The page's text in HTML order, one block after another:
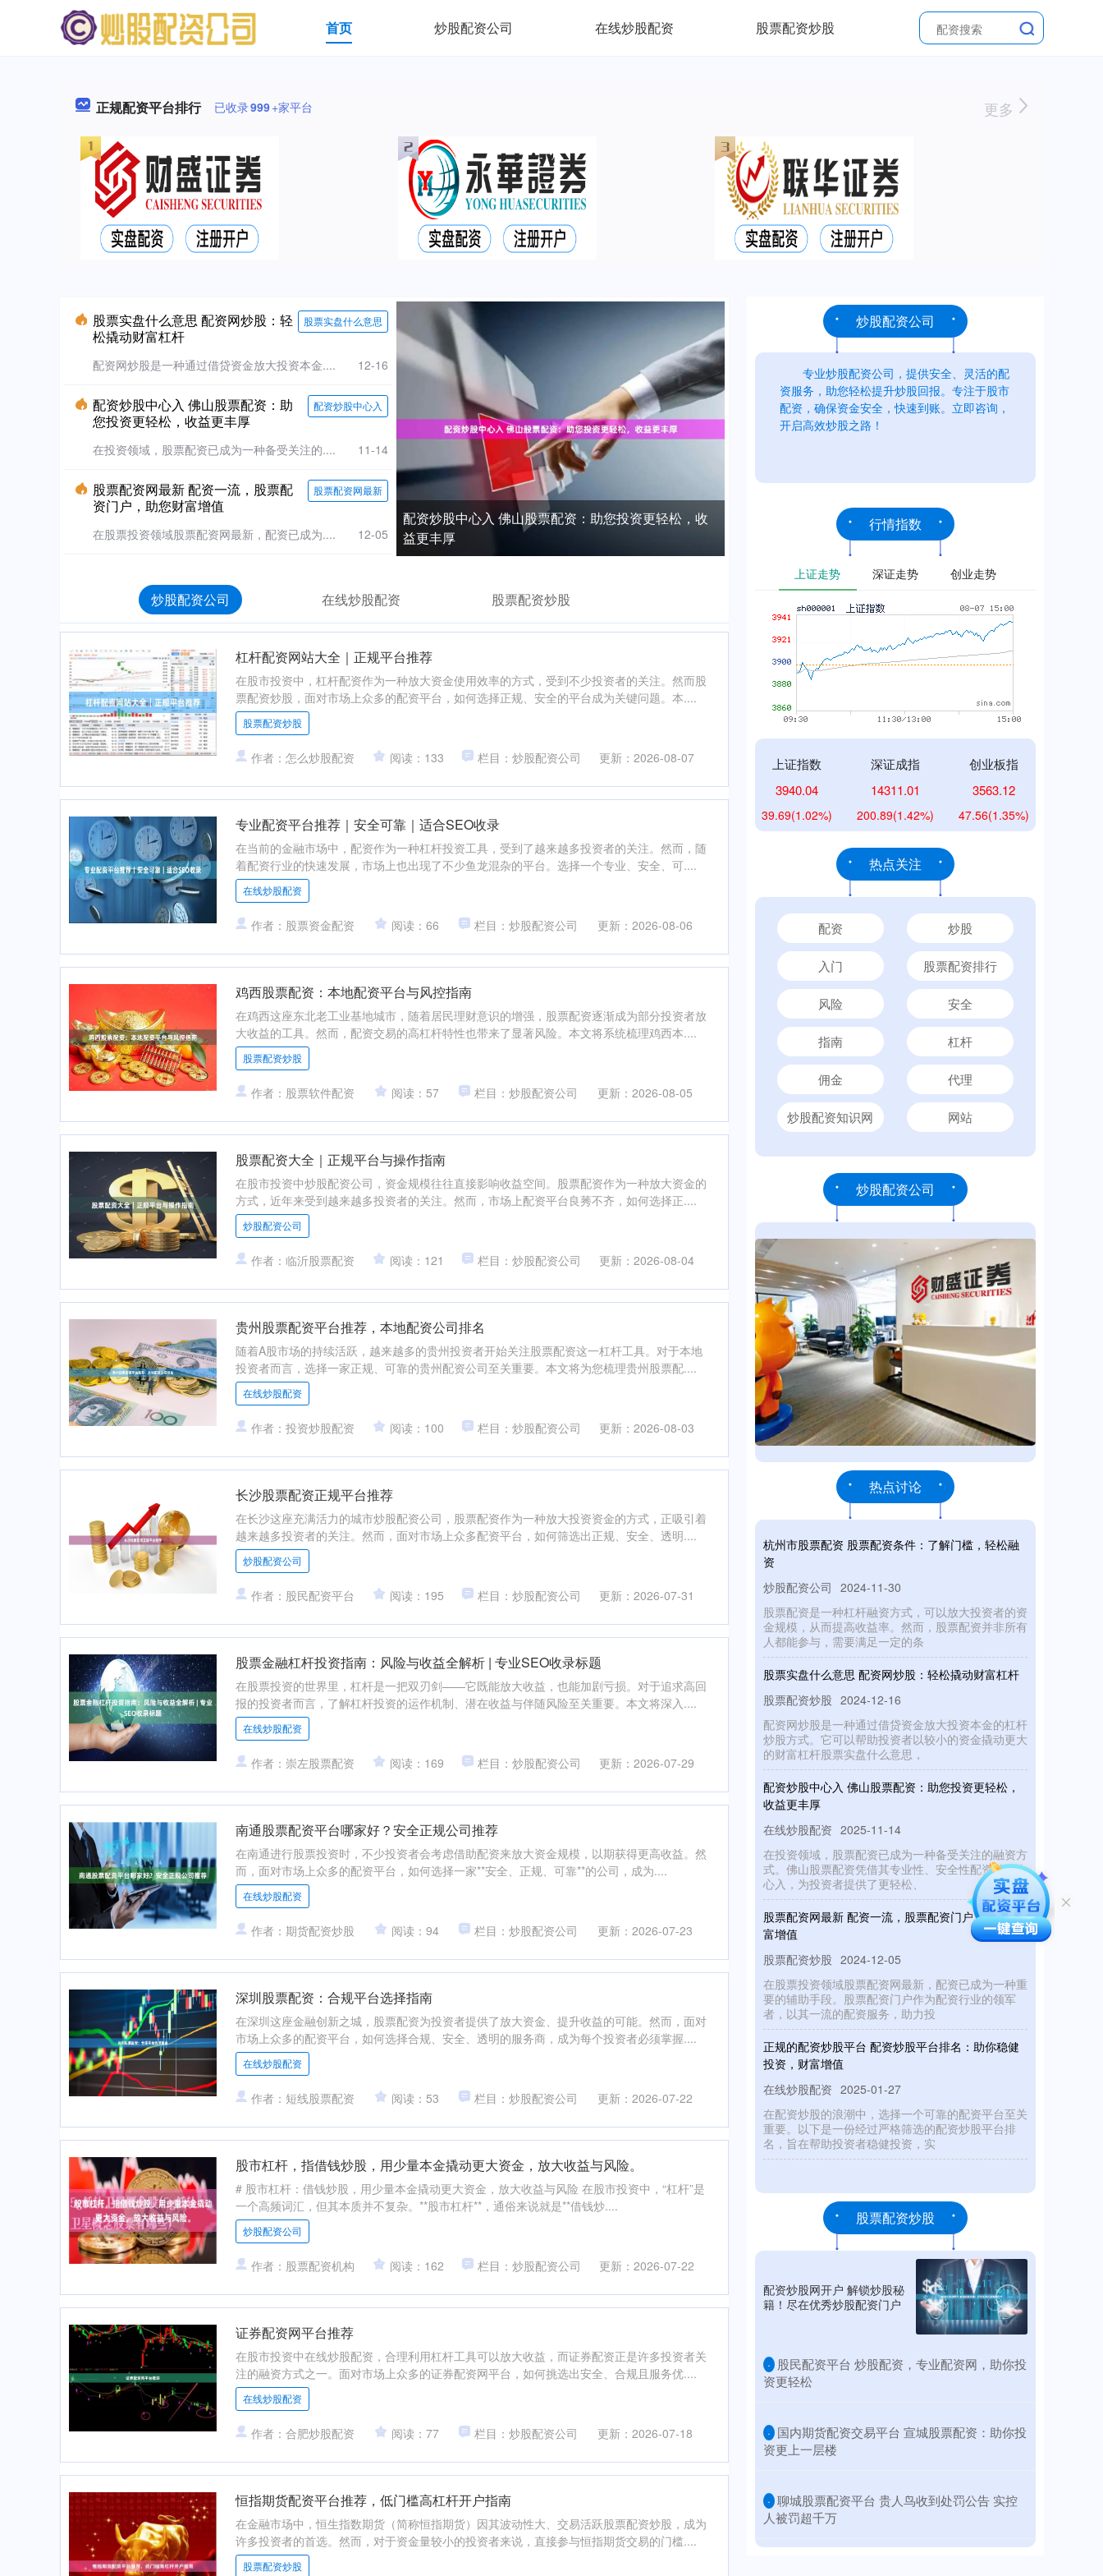
首页 炒股配资公司 在线炒股配资 股票配资炒股
正规配资平台排行 已收录999+家平台 更多
配资炒股中心入 佛山股票配资：助您投资更轻松，收
益更丰厚
股票实盘什么意思
股票实盘什么意思 配资网炒股：轻
松撬动财富杠杆
配资网炒股是一种通过借贷资金放大投资本金.... 12-16
配资炒股中心入
配资炒股中心入 佛山股票配资：助
您投资更轻松，收益更丰厚
在投资领域，股票配资已成为一种备受关注的.... 11-14
股票配资网最新
股票配资网最新 配资一流，股票配
资门户，助您财富增值
在股票投资领域股票配资网最新，配资已成为.... 12-05
炒股配资公司 在线炒股配资 股票配资炒股
杠杆配资网站大全｜正规平台推荐
在股市投资中，杠杆配资作为一种放大资金使用效率的方式，受到不少投资者的关注。然而股
票配资炒股，面对市场上众多的配资平台，如何选择正规、安全的平台成为关键问题。本....
股票配资炒股
作者：怎么炒股配资 阅读：133 栏目：炒股配资公司 更新：2026-08-07
专业配资平台推荐｜安全可靠｜适合SEO收录
在当前的金融市场中，配资作为一种杠杆投资工具，受到了越来越多投资者的关注。然而，随
着配资行业的快速发展，市场上也出现了不少鱼龙混杂的平台。选择一个专业、安全、可....
在线炒股配资
作者：股票资金配资 阅读：66 栏目：炒股配资公司 更新：2026-08-06
鸡西股票配资：本地配资平台与风控指南
在鸡西这座东北老工业基地城市，随着居民理财意识的增强，股票配资逐渐成为部分投资者放
大收益的工具。然而，配资交易的高杠杆特性也带来了显著风险。本文将系统梳理鸡西本....
股票配资炒股
作者：股票软件配资 阅读：57 栏目：炒股配资公司 更新：2026-08-05
股票配资大全｜正规平台与操作指南
在股市投资中炒股配资公司，资金规模往往直接影响收益空间。股票配资作为一种放大资金的
方式，近年来受到越来越多投资者的关注。然而，市场上配资平台良莠不齐，如何选择正....
炒股配资公司
作者：临沂股票配资 阅读：121 栏目：炒股配资公司 更新：2026-08-04
贵州股票配资平台推荐，本地配资公司排名
随着A股市场的持续活跃，越来越多的贵州投资者开始关注股票配资这一杠杆工具。对于本地
投资者而言，选择一家正规、可靠的贵州配资公司至关重要。本文将为您梳理贵州股票配....
在线炒股配资
作者：投资炒股配资 阅读：100 栏目：炒股配资公司 更新：2026-08-03
长沙股票配资正规平台推荐
在长沙这座充满活力的城市炒股配资公司，股票配资作为一种放大投资资金的方式，正吸引着
越来越多投资者的关注。然而，面对市场上众多配资平台，如何筛选出正规、安全、透明....
炒股配资公司
作者：股民配资平台 阅读：195 栏目：炒股配资公司 更新：2026-07-31
股票金融杠杆投资指南：风险与收益全解析 | 专业SEO收录标题
在股票投资的世界里，杠杆是一把双刃剑——它既能放大收益，也能加剧亏损。对于追求高回
报的投资者而言，了解杠杆投资的运作机制、潜在收益与伴随风险至关重要。本文将深入....
在线炒股配资
作者：崇左股票配资 阅读：169 栏目：炒股配资公司 更新：2026-07-29
南通股票配资平台哪家好？安全正规公司推荐
在南通进行股票投资时，不少投资者会考虑借助配资来放大资金规模，以期获得更高收益。然
而，面对市场上众多的配资平台，如何选择一家**安全、正规、可靠**的公司，成为....
在线炒股配资
作者：期货配资炒股 阅读：94 栏目：炒股配资公司 更新：2026-07-23
深圳股票配资：合规平台选择指南
在深圳这座金融创新之城，股票配资为投资者提供了放大资金、提升收益的可能。然而，面对
市场上众多的配资平台，如何选择合规、安全、透明的服务商，成为每个投资者必须掌握....
在线炒股配资
作者：短线股票配资 阅读：53 栏目：炒股配资公司 更新：2026-07-22
股市杠杆，指借钱炒股，用少量本金撬动更大资金，放大收益与风险。
# 股市杠杆：借钱炒股，用少量本金撬动更大资金，放大收益与风险 在股市投资中，“杠杆”是
一个高频词汇，但其本质并不复杂。**股市杠杆**，通俗来说就是**借钱炒....
炒股配资公司
作者：股票配资机构 阅读：162 栏目：炒股配资公司 更新：2026-07-22
证券配资网平台推荐
在股市投资中在线炒股配资，合理利用杠杆工具可以放大收益，而证券配资正是许多投资者关
注的融资方式之一。面对市场上众多的证券配资网平台，如何挑选出安全、合规且服务优....
在线炒股配资
作者：合肥炒股配资 阅读：77 栏目：炒股配资公司 更新：2026-07-18
恒指期货配资平台推荐，低门槛高杠杆开户指南
在金融市场中，恒生指数期货（简称恒指期货）因其波动性大、交易活跃股票配资炒股，成为
许多投资者的首选。然而，对于资金量较小的投资者来说，直接参与恒指期货交易的门槛....
股票配资炒股
炒股配资公司
专业炒股配资公司，提供安全、灵活的配
资服务，助您轻松提升炒股回报。专注于股市
配资，确保资金安全，快速到账。立即咨询，
开启高效炒股之路！
行情指数
上证走势 深证走势 创业走势
上证指数
3940.04
39.69(1.02%)
深证成指
14311.01
200.89(1.42%)
创业板指
3563.12
47.56(1.35%)
热点关注
配资 炒股
入门 股票配资排行
风险 安全
指南 杠杆
佣金 代理
炒股配资知识网 网站
炒股配资公司
热点讨论
杭州市股票配资 股票配资条件：了解门槛，轻松融
资
炒股配资公司 2024-11-30
股票配资是一种杠杆融资方式，可以放大投资者的资
金规模，从而提高收益率。然而，股票配资并非所有
人都能参与，需要满足一定的条
股票实盘什么意思 配资网炒股：轻松撬动财富杠杆
股票配资炒股 2024-12-16
配资网炒股是一种通过借贷资金放大投资本金的杠杆
炒股方式。它可以帮助投资者以较小的资金撬动更大
的财富杠杆股票实盘什么意思，
配资炒股中心入 佛山股票配资：助您投资更轻松，
收益更丰厚
在线炒股配资 2025-11-14
在投资领域，股票配资已成为一种备受关注的融资方
式。佛山股票配资凭借其专业性、安全性配资炒股中
心入，为投资者提供了更轻松、
股票配资网最新 配资一流，股票配资门户，助您财
富增值
股票配资炒股 2024-12-05
在股票投资领域股票配资网最新，配资已成为一种重
要的辅助手段。股票配资门户作为配资行业的领军
者，以其一流的配资服务，助力投
正规的配资炒股平台 配资炒股平台排名：助你稳健
投资，财富增值
在线炒股配资 2025-01-27
在配资炒股的浪潮中，选择一个可靠的配资平台至关
重要。以下是一份经过严格筛选的配资炒股平台排
名，旨在帮助投资者稳健投资，实
股票配资炒股
配资炒股网开户 解锁炒股秘
籍！尽在优秀炒股配资门户
· ​股民配资平台 炒股配资，专业配资网，助你投
资更轻松
· ​国内期货配资交易平台 宣城股票配资：助你投
资更上一层楼
· ​聊城股票配资平台 贵人鸟收到处罚公告 实控
人被罚超千万